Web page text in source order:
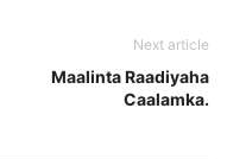
Next article
Maalinta Raadiyaha
Caalamka.